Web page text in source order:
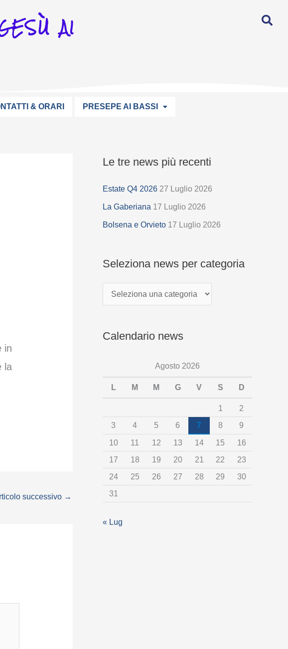
AI
& ORARI PRESEPE AI BASSI
in
la
successivo →
Le tre news più recenti
Estate Q4 2026 27 Luglio 2026
La Gaberiana 17 Luglio 2026
Bolsena e Orvieto 17 Luglio 2026
Seleziona news per categoria
S
l
e
z
n
w
r
c
a
Calendario news
Agosto 2026
L M M G V S D
1
2
3
4 5 6 7 8 9
10 11 12 13 14 15
16
17
18 19 20 21 22
23
24
25 26 27 28 29
30
31
« Lug